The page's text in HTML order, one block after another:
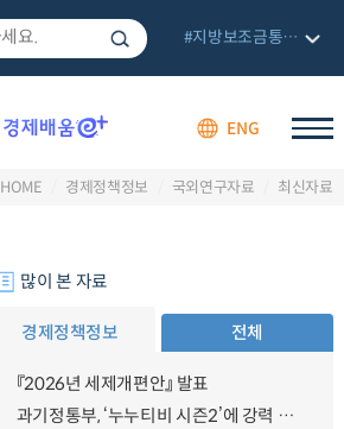
ENG
#지방보조금통합관리망
HOME 경제정책정보 국외연구자료 최신자료
많이 본 자료
경제정책정보 전체
『2026년 세제개편안』 발표
과기정통부, ‘누누티비 시즌2’에 강력 대응 의지 밝혀